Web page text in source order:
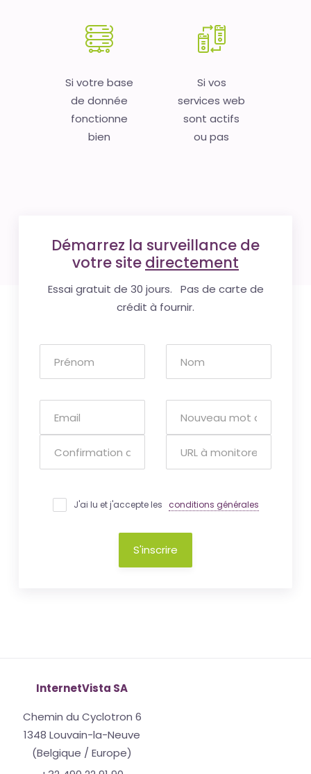
Si votre base
de donnée
fonctionne
bien
Si vos
services web
sont actifs
ou pas
Démarrez la surveillance de
votre site directement
Essai gratuit de 30 jours. Pas de carte de
crédit à fournir.
J'ai lu et j'accepte les conditions générales
S'inscrire
InternetVista SA
Chemin du Cyclotron 6
1348 Louvain-la-Neuve
(Belgique / Europe)